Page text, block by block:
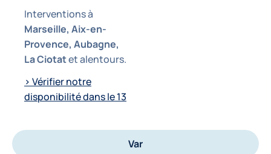
Var
Interventions à
Marseille, Aix-en-
Provence, Aubagne,
La Ciotatet alentours.
> Vérifier notre
disponibilité dans le 13